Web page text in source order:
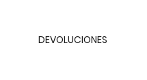
DEVOLUCIONES